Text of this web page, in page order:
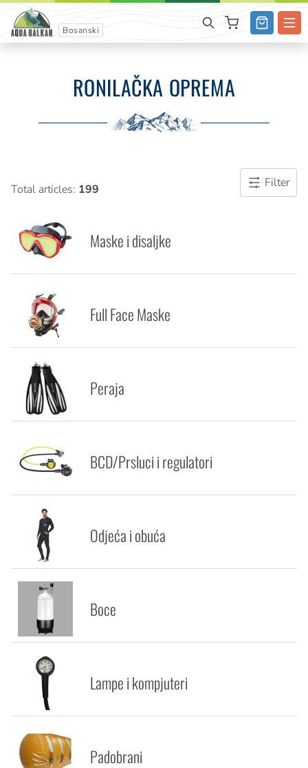
Bosanski
RONILAČKA OPREMA
Total articles: 199 Filter
Maske i disaljke
Full Face Maske
Peraja
BCD/Prsluci i regulatori
Odjeća i obuća
Boce
Lampe i kompjuteri
Padobrani